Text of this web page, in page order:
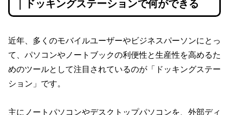
｜ドッキングステーションで何ができる
近年、多くのモバイルユーザーやビジネスパーソンにとっ
て、パソコンやノートブックの利便性と生産性を高めるた
めのツールとして注目されているのが「ドッキングステー
ション」です。
主にノートパソコンやデスクトップパソコンを、外部ディ